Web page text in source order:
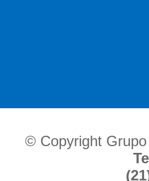
© Copyright